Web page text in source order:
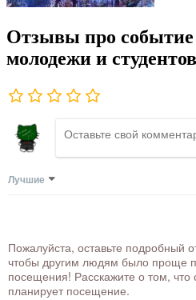
Отзывы про
молодежи и
Лучшие
Пожалуйста, оставьте подробный
чтобы другим людям было проще
посещения! Расскажите о том, что
планирует посещение.